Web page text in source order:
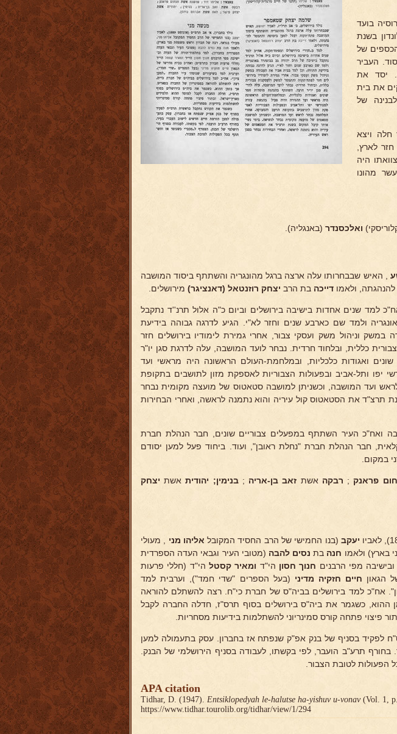
רוסיה בועד
בשנת
של
העביר
יסד את
לא"י בראשית 1921 הקים את בית
של
ואז חלה ויצא
לארץ,
היה
מהונו
ואלכסנדר (באנגליה).
, האיש שבבחרותו עלה ארצה ברגל מהונגריה והשתתף ביסוד המושבה
ולאמו דייכה בת הרב יצחק רוזנטאל (דאנציגר) מירושלים.
למד שנים אחדות בישיבה בירושלים וביום כ"ה אלול תרנ''ד נתקבל
ולמד שם כארבע שנים וחזר לא"י. הגיע לדרגה גבוהה בידיעת
וניהול משק ועסקי צבור, אחרי גמירת לימודיו בירושלים חזר
כללית, ובלחוד חרדית. נבחר לועד המושבה, עלה לדרגת סגן יו"ר
ואגודות כלכליות, ובמלחמת-העולם הראשונה היה מראשי ועד
יפו ותל-אביב ובפעולות הצבוריות לאספקת מזון לתושבים בתקופת
ועד המושבה, וכשניתן למושבה סטאטוס של מועצה מקומית נבחר
תרצ"ד את הסטאטוס קול עיריה והוא נתמנה לראשה, ואחרי הבחירות
ואח"כ העיר השתתף במפעלים צבוריים שונים, חבר הנהלת חברת
חבר הנהלת חברת "נחלת ראובן", ועוד. ביחוד פעל למען יסודם
במקום.
פראנק; רבקה אשת זאב בן-אריה ; בנימין; יהודיתאשת יצחק
יעקב (בנו החמישי של הרב החסיד המקובל אליהו מני , מעולי
בארץ) ולאמו חנה בתנסים להבה (מטובי העיר וגבאי העדה הספרדית
מפי הרבנים חנוך חסון הי"ד ומאיר קסטל הי"ד (חללי פרעות
הגאון חיים חזקיה מדיני (בעל הספרים "שדי חמד"), וערבית למד
אח"כ למד בירושלים בביה"ס של חברת כי"ח. רצה להשתלם להוראה
ההוא, כשגמר את ביה"ס בירושלים בסוף תרס"ז, חדלה החברה לקבל
פיצוי פתחה קורס סמינריוני להשתלמות בידיעות מסחריות.
לפקיד בסניף של בנק אפ"ק שנפתח אז בחברון. עסק בתעמולה למען
בחורף תרע"ב הועבר, לפי בקשתו, לעבודה בסניף הירושלמי של הבנק.
הפעולות לטובת הצבור.
APA citation
Tidhar, D. (1947). Entsiklopedyah le-halutse ha-yishuv u-vonav(Vol. 1,
https://www.tidhar.tourolib.org/tidhar/view/1/294